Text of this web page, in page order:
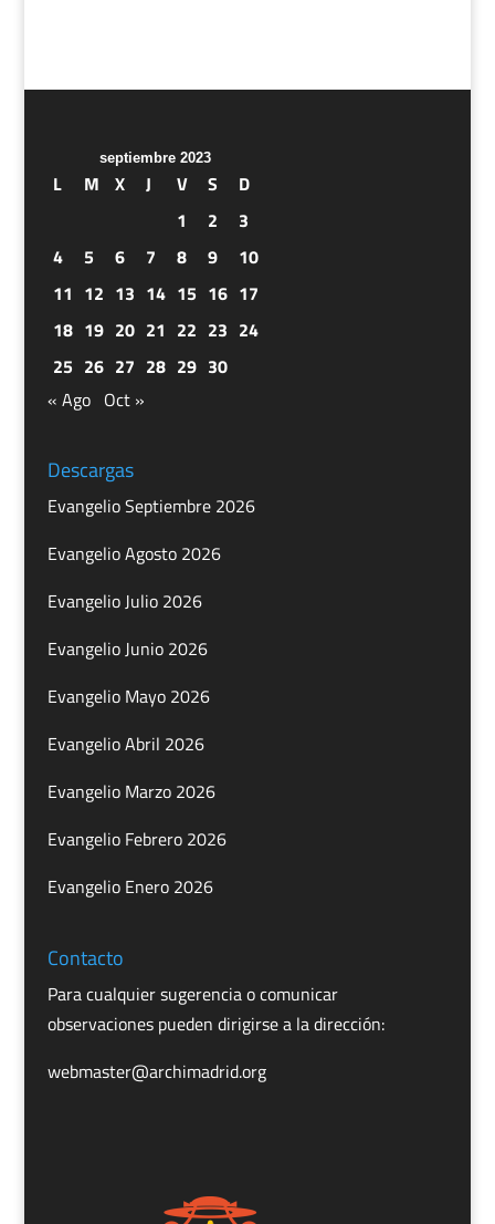
septiembre 2023
L M X J V S
D
1
2
3
4
5 6 7 8 9
10
11 12 13 14 15 16 17
18 19 20 21 22 23 24
25 26 27 28 29 30
« Ago Oct »
Descargas
Evangelio Septiembre 2026
Evangelio Agosto 2026
Evangelio Julio 2026
Evangelio Junio 2026
Evangelio Mayo 2026
Evangelio Abril 2026
Evangelio Marzo 2026
Evangelio Febrero 2026
Evangelio Enero 2026
Contacto
Para cualquier sugerencia o comunicar
observaciones pueden dirigirse a la dirección:
webmaster@archimadrid.org